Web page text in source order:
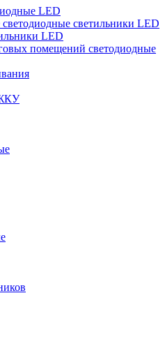
LED
светильники LED
LED
помещений светодиодные